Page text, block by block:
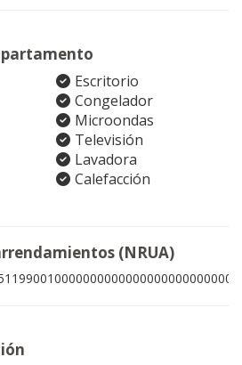
Escritorio
Congelador
Microondas
Televisión
Lavadora
Calefacción
(NRUA)